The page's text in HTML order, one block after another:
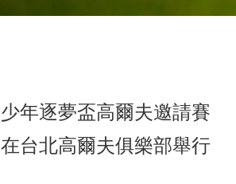
年逐夢盃高爾夫邀請賽
台北高爾夫俱樂部舉行